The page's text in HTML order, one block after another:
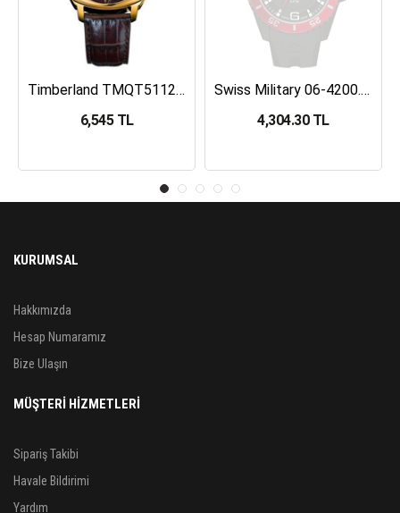
Timberland TMQT5112401 Erkek Kol Saati
6,545 TL
Swiss Military 06-4200.27.007.04 Erkek Kol Saati
4,304.30 TL
KURUMSAL
Hakkımızda
Hesap Numaramız
Bize Ulaşın
MÜŞTERİ HİZMETLERİ
Sipariş Takibi
Havale Bildirimi
Yardım